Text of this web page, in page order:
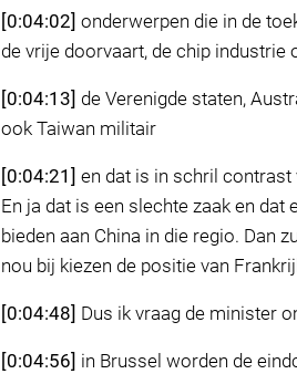
[0:04:02] onderwerpen die in de
de vrije doorvaart, de chip industrie
[0:04:13] de Verenigde staten,
ook Taiwan militair
[0:04:21] en dat is in schril contrast
En ja dat is een slechte zaak en
bieden aan China in die regio. Dan
nou bij kiezen de positie van
[0:04:48] Dus ik vraag de minister
[0:04:56] in Brussel worden de